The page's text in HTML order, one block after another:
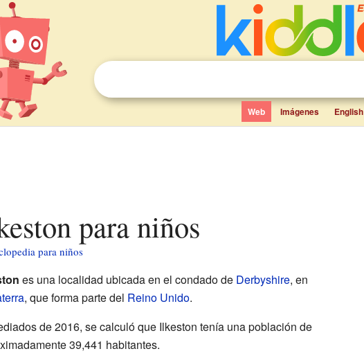
Web Imágenes English
para niños
para niños
es una localidad ubicada en el condado de Derbyshire, en
, que forma parte del Reino Unido.
de 2016, se calculó que Ilkeston tenía una población de
39,441 habitantes.